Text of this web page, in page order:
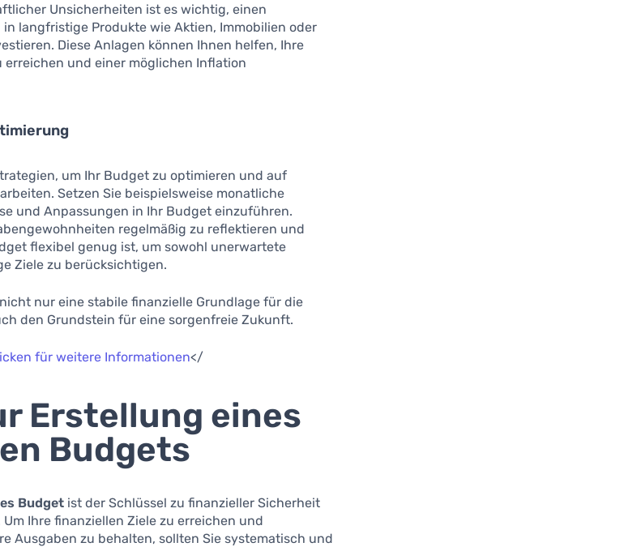
Unsicherheiten ist es wichtig, einen
langfristige Produkte wie Aktien, Immobilien oder
Diese Anlagen können Ihnen helfen, Ihre
erreichen und einer möglichen Inflation
um Ihr Budget zu optimieren und auf
Setzen Sie beispielsweise monatliche
und Anpassungen in Ihr Budget einzuführen.
regelmäßig zu reflektieren und
flexibel genug ist, um sowohl unerwartete
Ziele zu berücksichtigen.
nur eine stabile finanzielle Grundlage für die
den Grundstein für eine sorgenfreie Zukunft.
für weitere Informationen</
Erstellung eines
Budgets
Budget ist der Schlüssel zu finanzieller Sicherheit
Ihre finanziellen Ziele zu erreichen und
Ausgaben zu behalten, sollten Sie systematisch und